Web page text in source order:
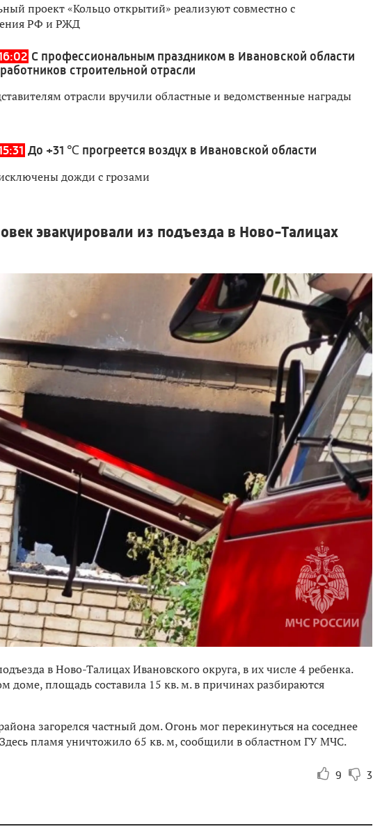
проект «Кольцо открытий» реализуют совместно с
РФ и РЖД
С профессиональным праздником в Ивановской области
строительной отрасли
отрасли вручили областные и ведомственные награды
До +31 ℃ прогреется воздух в Ивановской области
дожди с грозами
эвакуировали из подъезда в Ново-Талицах
в Ново-Талицах Ивановского округа, в их числе 4 ребенка.
доме, площадь составила 15 кв. м. в причинах разбираются
загорелся частный дом. Огонь мог перекинуться на соседнее
пламя уничтожило 65 кв. м, сообщили в областном ГУ МЧС.
9 3